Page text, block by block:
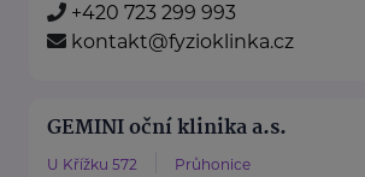
+420 723 299 993
kontakt@fyzioklinka.cz
GEMINI oční klinika a.s.
U Křížku 572 Průhonice